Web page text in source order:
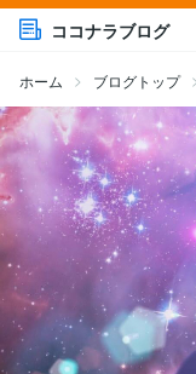
ココナラブログ
ホーム ブログトップ